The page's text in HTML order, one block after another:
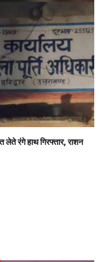
लेते रंगे हाथ गिरफ्तार, राशन